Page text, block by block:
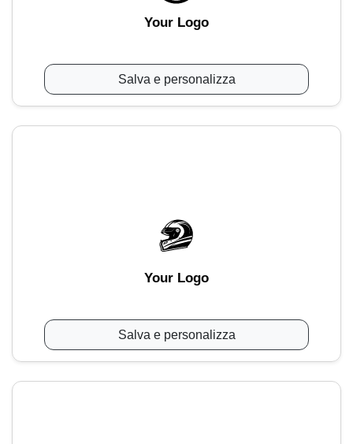
Your Logo
Salva e personalizza
Your Logo
Salva e personalizza